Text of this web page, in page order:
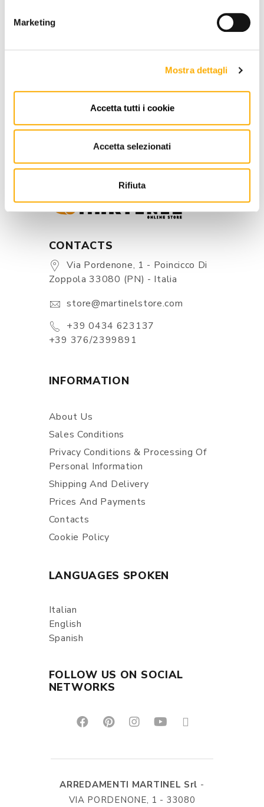
Marketing
Mostra dettagli
Accetta tutti i cookie
Accetta selezionati
Rifiuta
INFORMATION
BEST PRICE GUARANTEED
CONTACTS
Via Pordenone, 1 - Poincicco Di
Zoppola 33080 (PN) - Italia
store@martinelstore.com
+39 0434 623137
+39 376/2399891
INFORMATION
About Us
Sales Conditions
Privacy Conditions & Processing Of
Personal Information
Shipping And Delivery
Prices And Payments
Contacts
Cookie Policy
LANGUAGES SPOKEN
Italian
English
Spanish
FOLLOW US ON SOCIAL
NETWORKS
ARREDAMENTI MARTINEL Srl -
VIA PORDENONE, 1 - 33080